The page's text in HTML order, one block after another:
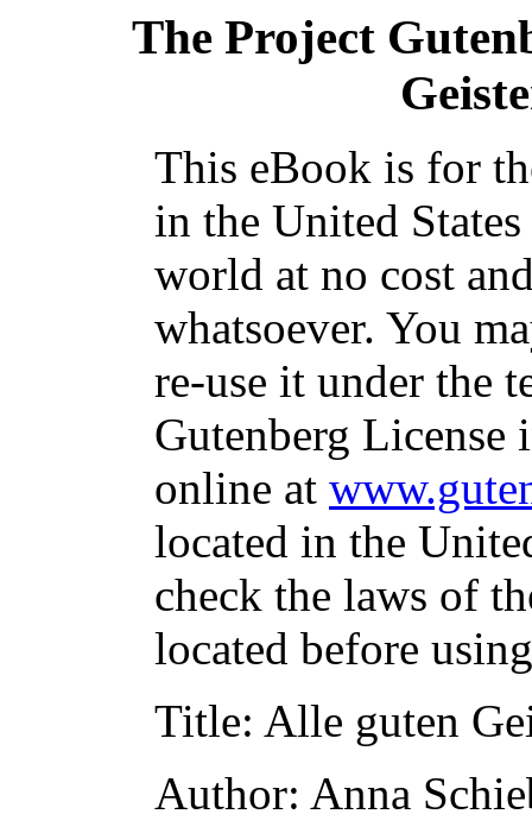
The Project
This eBook is for
in the United
world at no cost
whatsoever. You
re-use it under the
Gutenberg
online at
located in the
check the laws of
located before
Title: Alle guten
Author: Anna